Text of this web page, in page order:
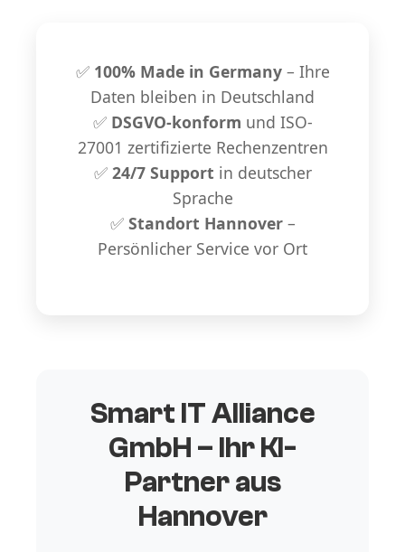
✅ 100% Made in Germany– Ihre
Daten bleiben in Deutschland
✅ DSGVO-konform und ISO-
27001 zertifizierte Rechenzentren
✅ 24/7 Support in deutscher
Sprache
✅ Standort Hannover–
Persönlicher Service vor Ort
Smart IT Alliance
GmbH – Ihr KI-
Partner aus
Hannover